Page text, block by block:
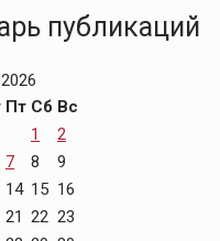
публикаций
Пт Сб Вс
1
2
7 8
9
14 15 16
21 22 23